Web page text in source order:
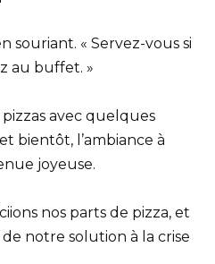
souriant. « Servez-vous si
au buffet. »
avec quelques
bientôt, l’ambiance à
joyeuse.
nos parts de pizza, et
notre solution à la crise